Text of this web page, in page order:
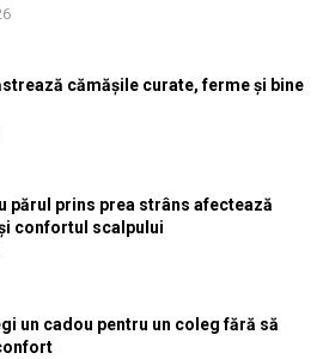
cămășile curate, ferme și bine
părul prins prea strâns afectează
confortul scalpului
un cadou pentru un coleg fără să